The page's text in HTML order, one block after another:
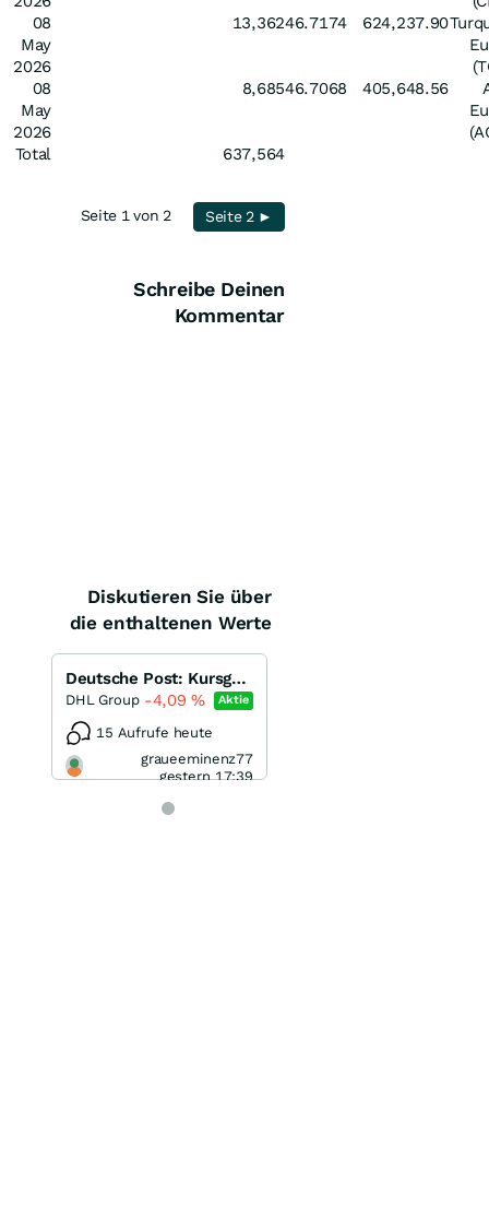
08
May
2026
13,36246.7174 624,237.90
08
May
2026
8,68546.7068 405,648.56
Total
637,564
Seite 1 von 2 Seite 2 ►
Schreibe Deinen
Kommentar
Diskutieren Sie über
die enthaltenen Werte
Deutsche Post: Kursgewinne möglich!
DHL Group -4,09% Aktie
15 Aufrufe heute
graueeminenz77
gestern 17:39